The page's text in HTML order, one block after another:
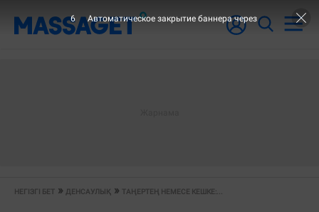
НЕГІЗГІ БЕТ ДЕНСАУЛЫҚ ТАҢЕРТЕҢ НЕМЕСЕ КЕШКЕ:...
5 Автоматическое закрытие баннера через